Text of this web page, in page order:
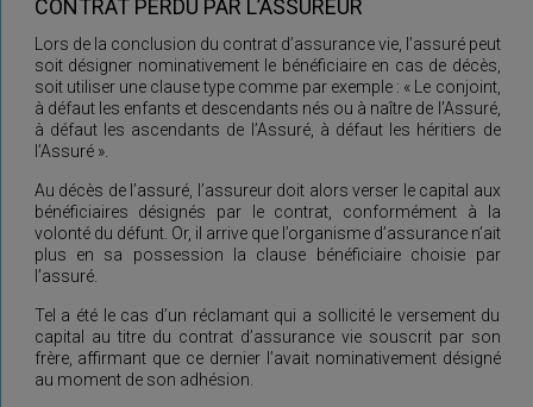
CONTRAT PERDU PAR L’ASSUREUR
Lors de la conclusion du contrat d’assurance vie, l’assuré peut
soit désigner nominativement le bénéficiaire en cas de décès,
soit utiliser une clause type comme par exemple : « Le conjoint,
à défaut les enfants et descendants nés ou à naître de l’Assuré,
à défaut les ascendants de l’Assuré, à défaut les héritiers de
l’Assuré ».
Au décès de l’assuré, l’assureur doit alors verser le capital aux
bénéficiaires désignés par le contrat, conformément à la
volonté du défunt. Or, il arrive que l’organisme d’assurance n’ait
plus en sa possession la clause bénéficiaire choisie par
l’assuré.
Tel a été le cas d’un réclamant qui a sollicité le versement du
capital au titre du contrat d’assurance vie souscrit par son
frère, affirmant que ce dernier l’avait nominativement désigné
au moment de son adhésion.